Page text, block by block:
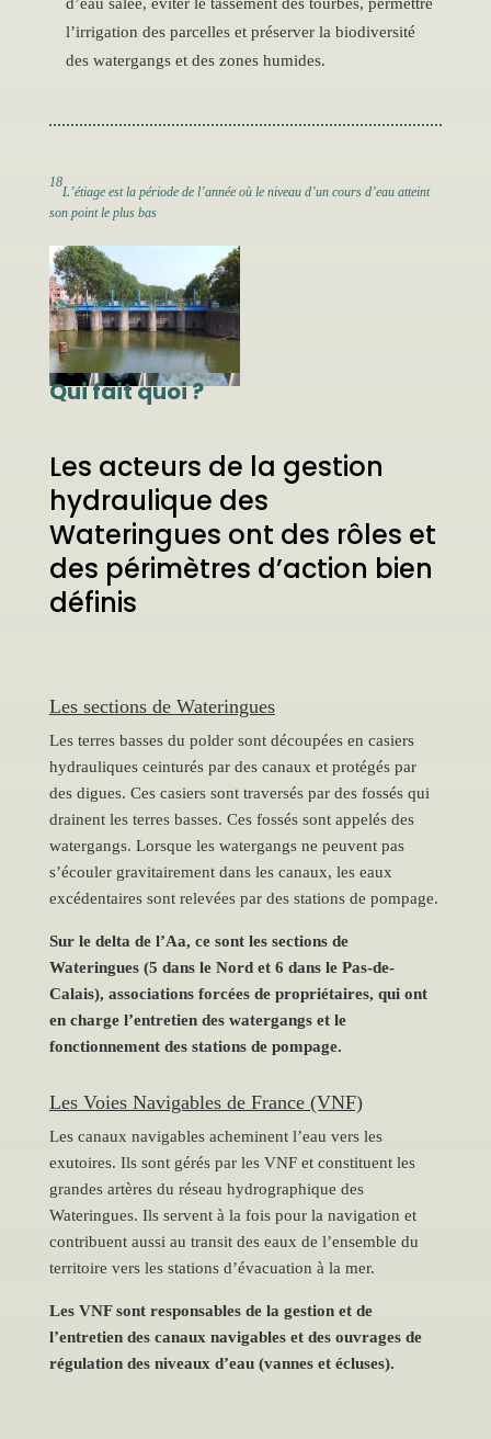
d’eau salée, éviter le tassement des tourbes, permettre
l’irrigation des parcelles et préserver la biodiversité
des watergangs et des zones humides.
18
L’étiage est la période de l’année où le niveau d’un cours d’eau atteint
son point le plus bas
Qui fait quoi ?
Les acteurs de la gestion
hydraulique des
Wateringues ont des rôles et
des périmètres d’action bien
définis
Les sections de Wateringues
Les terres basses du polder sont découpées en casiers
hydrauliques ceinturés par des canaux et protégés par
des digues. Ces casiers sont traversés par des fossés qui
drainent les terres basses. Ces fossés sont appelés des
watergangs. Lorsque les watergangs ne peuvent pas
s’écouler gravitairement dans les canaux, les eaux
excédentaires sont relevées par des stations de pompage.
Sur le delta de l’Aa, ce sont les sections de
Wateringues (5 dans le Nord et 6 dans le Pas-de-
Calais), associations forcées de propriétaires, qui ont
en charge l’entretien des watergangs et le
fonctionnement des stations de pompage.
Les Voies Navigables de France (VNF)
Les canaux navigables acheminent l’eau vers les
exutoires. Ils sont gérés par les VNF et constituent les
grandes artères du réseau hydrographique des
Wateringues. Ils servent à la fois pour la navigation et
contribuent aussi au transit des eaux de l’ensemble du
territoire vers les stations d’évacuation à la mer.
Les VNF sont responsables de la gestion et de
l’entretien des canaux navigables et des ouvrages de
régulation des niveaux d’eau (vannes et écluses).